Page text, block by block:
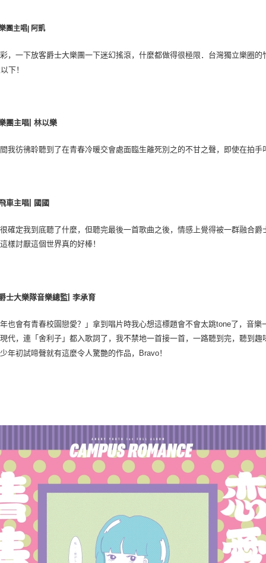
團主唱 阿凱
，一下放客爵士大樂團一下迷幻搖滾，什麼都做得很極限．台灣獨立樂圈的
下！
團主唱 林以樂
我彷彿聆聽到了在青春冷暖交會處面臨生離死別之的不甘之聲，即使在拍
車主唱 國國
確定我到底聽了什麼，但聽完最後一首歌曲之後，情感上覺得被一群融合
樣討厭這個世界真的好棒！
士大樂隊音樂總監 李承育
也會有青春校園戀愛？」拿到唱片時我心想這標題會不會太跳tone了，音樂
代，連「舍利子」都入歌詞了，我不禁地一首接一首，一路聽到完，聽到
年初試啼聲就有這麼令人驚艷的作品，
Bravo！